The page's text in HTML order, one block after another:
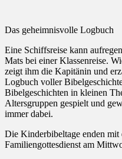
Das geheimnisvolle Logbuch
Eine Schiffsreise kann
Mats bei einer Klassenreise.
zeigt ihm die Kapitänin und
Logbuch voller
Bibelgeschichten in kleinen
Altersgruppen gespielt und
immer dabei.
Die Kinderbibeltage enden mit
Familiengottesdienst am